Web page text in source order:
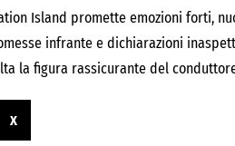
Island promette emozioni forti,
infrante e dichiarazioni
la figura rassicurante del
X